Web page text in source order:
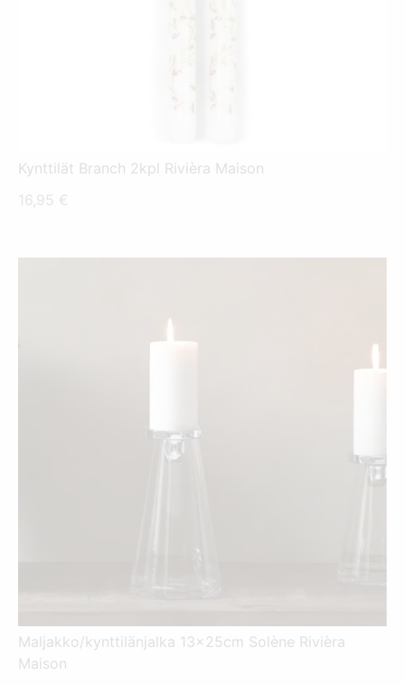
Kynttilät Branch 2kpl Rivièra Maison
16,95 €
Maljakko/kynttilänjalka 13x25cm Solène Rivièra
Maison